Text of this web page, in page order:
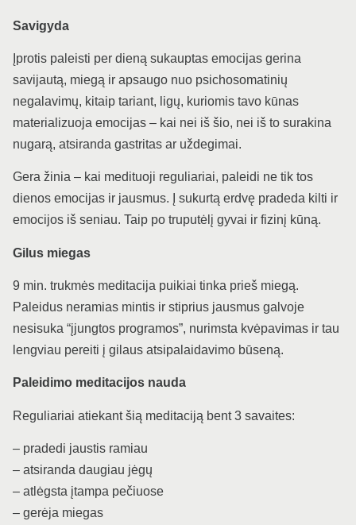
Savigyda
Įprotis paleisti per dieną sukauptas emocijas gerina
savijautą, miegą ir apsaugo nuo psichosomatinių
negalavimų, kitaip tariant, ligų, kuriomis tavo kūnas
materializuoja emocijas – kai nei iš šio, nei iš to surakina
nugarą, atsiranda gastritas ar uždegimai.
Gera žinia – kai medituoji reguliariai, paleidi ne tik tos
dienos emocijas ir jausmus. Į sukurtą erdvę pradeda kilti ir
emocijos iš seniau. Taip po truputėlį gyvai ir fizinį kūną.
Gilus miegas
9 min. trukmės meditacija puikiai tinka prieš miegą.
Paleidus neramias mintis ir stiprius jausmus galvoje
nesisuka “įjungtos programos”, nurimsta kvėpavimas ir tau
lengviau pereiti į gilaus atsipalaidavimo būseną.
Paleidimo meditacijos nauda
Reguliariai atiekant šią meditaciją bent 3 savaites:
– pradedi jaustis ramiau
– atsiranda daugiau jėgų
– atlėgsta įtampa pečiuose
– gerėja miegas